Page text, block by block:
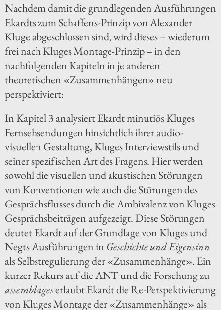
Nachdem damit die grundlegenden Ausführungen
Ekardts zum Schaffens-Prinzip von Alexander
Kluge abgeschlossen sind, wird dieses – wiederum
frei nach Kluges Montage-Prinzip – in den
nachfolgenden Kapiteln in je anderen
theoretischen «Zusammenhängen» neu
perspektiviert:
In Kapitel 3 analysiert Ekardt minutiös Kluges
Fernsehsendungen hinsichtlich ihrer audio-
visuellen Gestaltung, Kluges Interviewstils und
seiner spezifischen Art des Fragens. Hier werden
sowohl die visuellen und akustischen Störungen
von Konventionen wie auch die Störungen des
Gesprächsflusses durch die Ambivalenz von Kluges
Gesprächsbeiträgen aufgezeigt. Diese Störungen
deutet Ekardt auf der Grundlage von Kluges und
Negts Ausführungen in Geschichte und Eigensinn
als Selbstregulierung der «Zusammenhänge». Ein
kurzer Rekurs auf die ANT und die Forschung zu
assemblageserlaubt Ekardt die Re-Perspektivierung
von Kluges Montage der «Zusammenhänge» als